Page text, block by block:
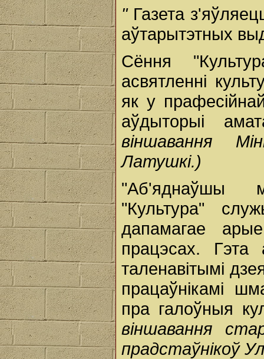
" Газета
аўтарытэтных
Сёння
асвятленні
як у
аўдыторыі
віншавання
Латушкі.)
"Аб'яднаўшы
"Культура"
дапамагае
працэсах. Гэта
таленавітымі
працаўнікамі
пра галоўныя
віншавання
прадстаўнікоў